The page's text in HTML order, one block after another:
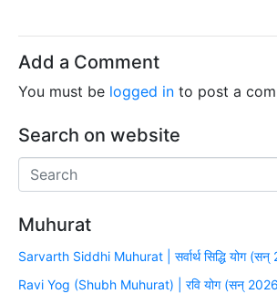
Add a Comment
You must be logged in to post a
Search on website
Muhurat
Sarvarth Siddhi Muhurat | सर्वार्थ सिद्धि योग
Ravi Yog (Shubh Muhurat) | रवि योग (सन्